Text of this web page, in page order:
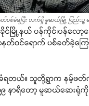
ေနတ်ပစ်ခံရပြီး လက်ရှိ မူဆယ်မြို့ ပြ
င်မြို့နယ် ပန်ကိုင်၊ပန်လေ
ဝင်ရောက် ပစ်ခတ်ခဲ့က
စ်ခံရတယ်။ သူတို့ရွာက နမ့်
နာရီတော့ မူဆယ်ဆေးရုံ